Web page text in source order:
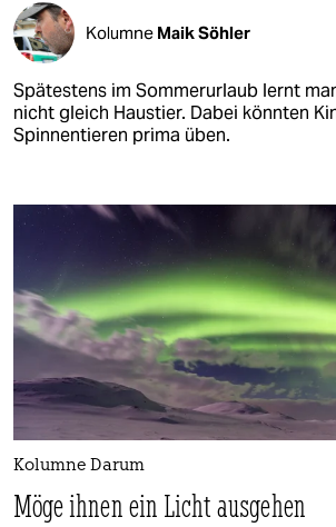
Kolumne Maik Söhler
Spätestens im Sommerurlaub lernt
nicht gleich Haustier. Dabei könnten
Spinnentieren prima üben.
Kolumne Darum
Möge ihnen ein Licht ausgehen